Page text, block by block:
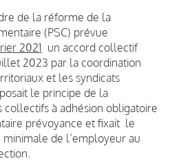
de la réforme de la
(PSC) prévue
2021 un accord collectif
2023 par la coordination
et les syndicats
le principe de la
à adhésion obligatoire
prévoyance et fixait le
de l’employeur au